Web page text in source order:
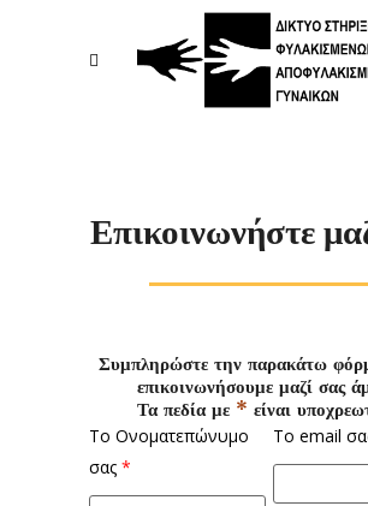
Επικοινωνήστε
Συμπληρώστε την παρακάτω
επικοινωνήσουμε μαζί σας
Τα πεδία με * είναι
Το Ονοματεπώνυμο
σας *
Το email